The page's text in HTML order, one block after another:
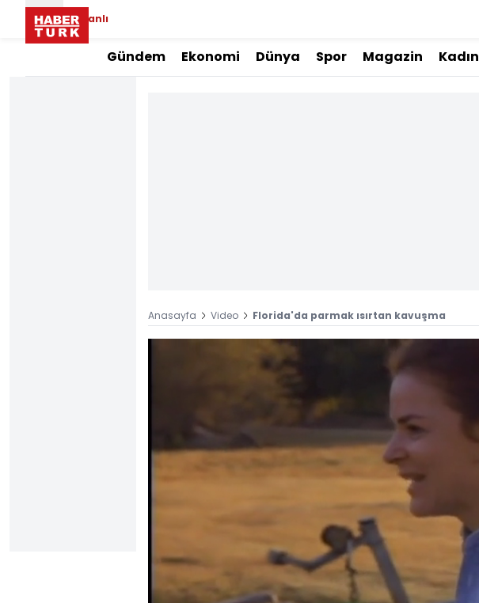
Canlı
Gündem Ekonomi Dünya Spor Magazin Kadın
Anasayfa Video Florida'da parmak ısırtan kavuşma
Yüklendi
14.30%